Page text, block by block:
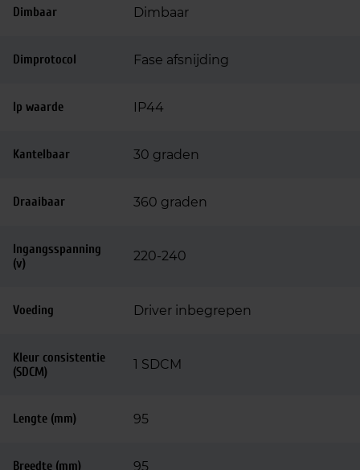
Dimbaar Dimbaar
Dimprotocol Fase afsnijding
Ip waarde IP44
Kantelbaar 30 graden
Draaibaar 360 graden
Ingangsspanning
(v)
220-240
Voeding Driver inbegrepen
Kleur consistentie
(SDCM)
1 SDCM
Lengte (mm) 95
Breedte (mm) 95